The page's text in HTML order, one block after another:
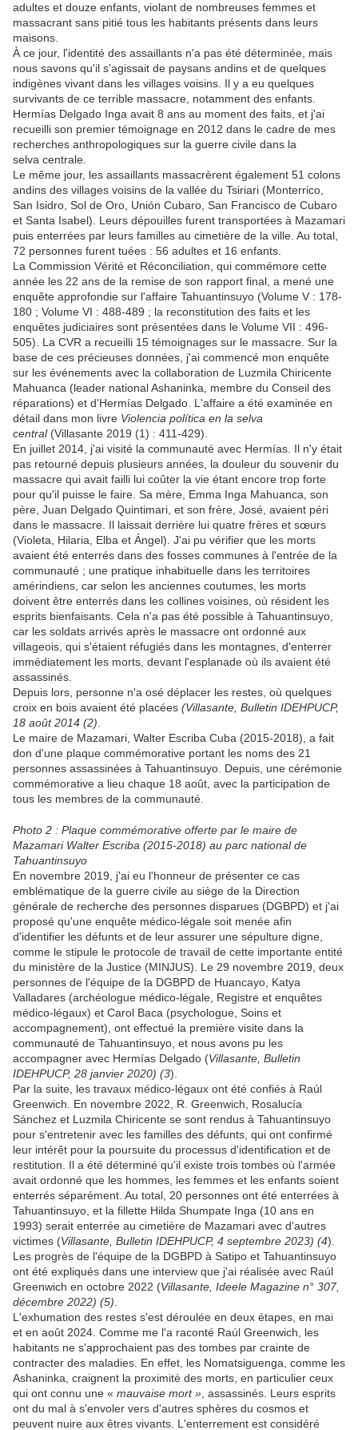
adultes et douze enfants, violant de nombreuses femmes et
massacrant sans pitié tous les habitants présents dans leurs
maisons.
À ce jour, l'identité des assaillants n'a pas été déterminée, mais
nous savons qu'il s'agissait de paysans andins et de quelques
indigènes vivant dans les villages voisins. Il y a eu quelques
survivants de ce terrible massacre, notamment des enfants.
Hermías Delgado Inga avait 8 ans au moment des faits, et j'ai
recueilli son premier témoignage en 2012 dans le cadre de mes
recherches anthropologiques sur la guerre civile dans la
selva centrale.
Le même jour, les assaillants massacrèrent également 51 colons
andins des villages voisins de la vallée du Tsiriari (Monterrico,
San Isidro, Sol de Oro, Unión Cubaro, San Francisco de Cubaro
et Santa Isabel). Leurs dépouilles furent transportées à Mazamari
puis enterrées par leurs familles au cimetière de la ville. Au total,
72 personnes furent tuées : 56 adultes et 16 enfants.
La Commission Vérité et Réconciliation, qui commémore cette
année les 22 ans de la remise de son rapport final, a mené une
enquête approfondie sur l'affaire Tahuantinsuyo (Volume V : 178-
180 ; Volume VI : 488-489 ; la reconstitution des faits et les
enquêtes judiciaires sont présentées dans le Volume VII : 496-
505). La CVR a recueilli 15 témoignages sur le massacre. Sur la
base de ces précieuses données, j'ai commencé mon enquête
sur les événements avec la collaboration de Luzmila Chiricente
Mahuanca (leader national Ashaninka, membre du Conseil des
réparations) et d'Hermías Delgado. L'affaire a été examinée en
détail dans mon livre Violencia política en la selva
central(Villasante 2019 (1) : 411-429).
En juillet 2014, j'ai visité la communauté avec Hermías. Il n'y était
pas retourné depuis plusieurs années, la douleur du souvenir du
massacre qui avait failli lui coûter la vie étant encore trop forte
pour qu'il puisse le faire. Sa mère, Emma Inga Mahuanca, son
père, Juan Delgado Quintimari, et son frère, José, avaient péri
dans le massacre. Il laissait derrière lui quatre frères et sœurs
(Violeta, Hilaria, Elba et Ángel). J'ai pu vérifier que les morts
avaient été enterrés dans des fosses communes à l'entrée de la
communauté ; une pratique inhabituelle dans les territoires
amérindiens, car selon les anciennes coutumes, les morts
doivent être enterrés dans les collines voisines, où résident les
esprits bienfaisants. Cela n'a pas été possible à Tahuantinsuyo,
car les soldats arrivés après le massacre ont ordonné aux
villageois, qui s'étaient réfugiés dans les montagnes, d'enterrer
immédiatement les morts, devant l'esplanade où ils avaient été
assassinés.
Depuis lors, personne n'a osé déplacer les restes, où quelques
croix en bois avaient été placées (Villasante, Bulletin IDEHPUCP,
18 août 2014 (2)
Le maire de Mazamari, Walter Escriba Cuba (2015-2018), a fait
don d'une plaque commémorative portant les noms des 21
personnes assassinées à Tahuantinsuyo. Depuis, une cérémonie
commémorative a lieu chaque 18 août, avec la participation de
tous les membres de la communauté.
Photo 2 : Plaque commémorative offerte par le maire de
Mazamari Walter Escriba (2015-2018) au parc national de
Tahuantinsuyo
En novembre 2019, j'ai eu l'honneur de présenter ce cas
emblématique de la guerre civile au siège de la Direction
générale de recherche des personnes disparues (DGBPD) et j'ai
proposé qu'une enquête médico-légale soit menée afin
d'identifier les défunts et de leur assurer une sépulture digne,
comme le stipule le protocole de travail de cette importante entité
du ministère de la Justice (MINJUS). Le 29 novembre 2019, deux
personnes de l'équipe de la DGBPD de Huancayo, Katya
Valladares (archéologue médico-légale, Registre et enquêtes
médico-légaux) et Carol Baca (psychologue, Soins et
accompagnement), ont effectué la première visite dans la
communauté de Tahuantinsuyo, et nous avons pu les
accompagner avec Hermías Delgado (Villasante, Bulletin
IDEHPUCP, 28 janvier 2020) (3).
Par la suite, les travaux médico-légaux ont été confiés à Raúl
Greenwich. En novembre 2022, R. Greenwich, Rosalucía
Sánchez et Luzmila Chiricente se sont rendus à Tahuantinsuyo
pour s'entretenir avec les familles des défunts, qui ont confirmé
leur intérêt pour la poursuite du processus d'identification et de
restitution. Il a été déterminé qu'il existe trois tombes où l'armée
avait ordonné que les hommes, les femmes et les enfants soient
enterrés séparément. Au total, 20 personnes ont été enterrées à
Tahuantinsuyo, et la fillette Hilda Shumpate Inga (10 ans en
1993) serait enterrée au cimetière de Mazamari avec d'autres
victimes (Villasante, Bulletin IDEHPUCP, 4 septembre 2023) (4).
Les progrès de l'équipe de la DGBPD à Satipo et Tahuantinsuyo
ont été expliqués dans une interview que j'ai réalisée avec Raúl
Greenwich en octobre 2022 (Villasante, Ideele Magazine n° 307,
décembre 2022) (5)
L'exhumation des restes s'est déroulée en deux étapes, en mai
et en août 2024. Comme me l'a raconté Raúl Greenwich, les
habitants ne s'approchaient pas des tombes par crainte de
contracter des maladies. En effet, les Nomatsiguenga, comme les
Ashaninka, craignent la proximité des morts, en particulier ceux
qui ont connu une « mauvaise mort » , assassinés. Leurs esprits
ont du mal à s'envoler vers d'autres sphères du cosmos et
peuvent nuire aux êtres vivants. L'enterrement est considéré